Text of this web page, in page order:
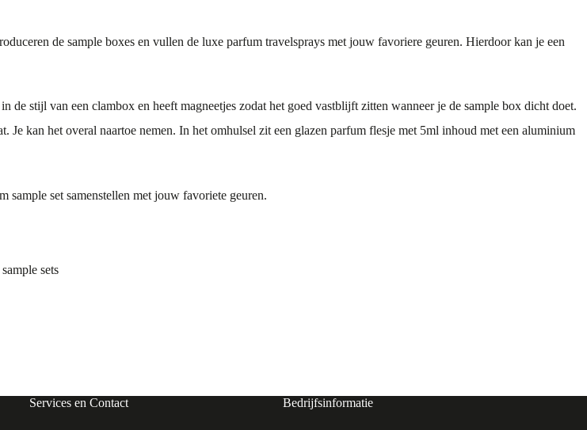
de sample boxes en vullen de luxe parfum travelsprays met jouw favoriere geuren. Hierdoor kan je een
stijl van een clambox en heeft magneetjes zodat het goed vastblijft zitten wanneer je de sample box dicht doet.
kan het overal naartoe nemen. In het omhulsel zit een glazen parfum flesje met 5ml inhoud met een aluminium
sample set samenstellen met jouw favoriete geuren.
sets
Services en Contact Bedrijfsinformatie